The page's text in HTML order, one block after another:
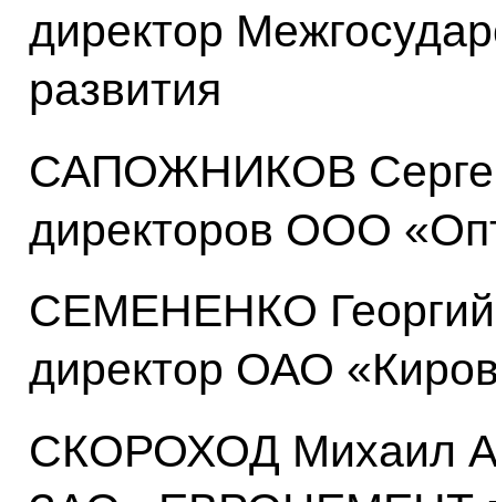
директор
развития
САПОЖНИКОВ Сергей
директоров ООО
СЕМЕНЕНКО Георгий
директор ОАО
СКОРОХОД Михаил